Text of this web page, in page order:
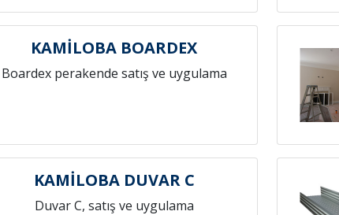
KAMİLOBA BOARDEX
Boardex perakende satış ve uygulama
KAMİLOBA DUVAR C
Duvar C, satış ve uygulama